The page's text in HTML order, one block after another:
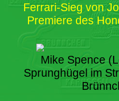
Ferrari-Sieg von
Premiere des
Mike Spence
Sprunghügel im